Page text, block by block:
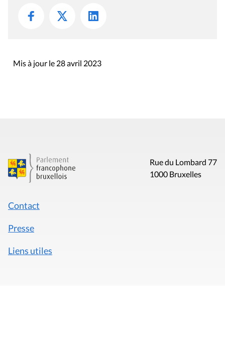
Mis à jour le 28 avril 2023
Rue du Lombard 77
1000 Bruxelles
Contact
Presse
Liens utiles